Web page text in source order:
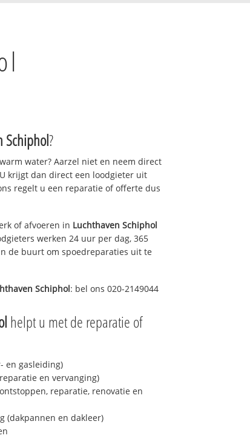
Schiphol?
water? Aarzel niet en neem direct
krijgt dan direct een loodgieter uit
regelt u een reparatie of offerte dus
of afvoeren in Luchthaven Schiphol
werken 24 uur per dag, 365
de buurt om spoedreparaties uit te
Schiphol: bel ons 020-2149044
helpt u met de reparatie of
en gasleiding)
en vervanging)
reparatie, renovatie en
(dakpannen en dakleer)